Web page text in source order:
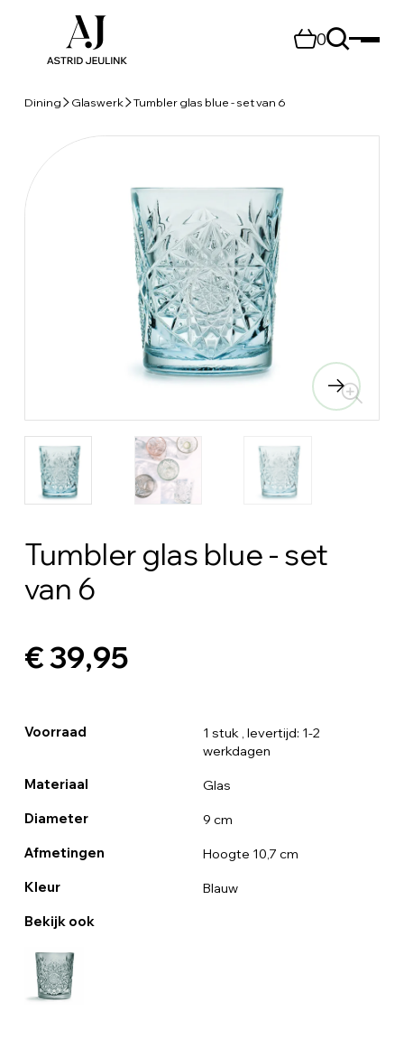
0
Dining Glaswerk Tumbler glas blue - set van 6
Tumbler glas blue - set
van 6
€ 39,95
Voorraad 1 stuk , levertijd: 1-2
werkdagen
Materiaal Glas
Diameter 9 cm
Afmetingen Hoogte 10,7 cm
Kleur Blauw
Bekijk ook